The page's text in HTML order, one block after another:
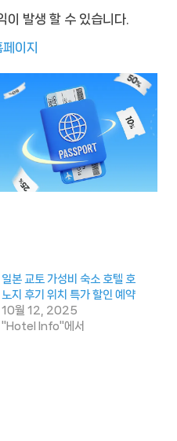
이 발생 할 수 있습니다.
이지
일본 교토 가성비 숙소 호텔 호
노지 후기 위치 특가 할인 예약
10월 12, 2025
"Hotel Info"에서